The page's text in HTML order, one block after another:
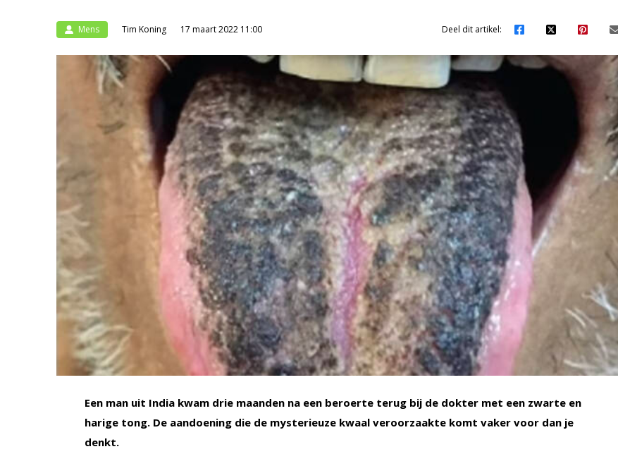
Mens Tim Koning 17 maart 2022 11:00 Deel dit artikel:
Een man uit India kwam drie maanden na een beroerte terug bij de dokter met een zwarte en
harige tong. De aandoening die de mysterieuze kwaal veroorzaakte komt vaker voor dan je
denkt.